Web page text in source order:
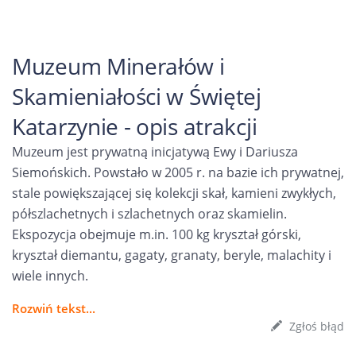
Muzeum Minerałów i
Skamieniałości w Świętej
Katarzynie - opis atrakcji
Muzeum jest prywatną inicjatywą Ewy i Dariusza
Siemońskich. Powstało w 2005 r. na bazie ich prywatnej,
stale powiększającej się kolekcji skał, kamieni zwykłych,
półszlachetnych i szlachetnych oraz skamielin.
Ekspozycja obejmuje m.in. 100 kg kryształ górski,
kryształ diemantu, gagaty, granaty, beryle, malachity i
wiele innych.
Rozwiń tekst...
Zgłoś błąd